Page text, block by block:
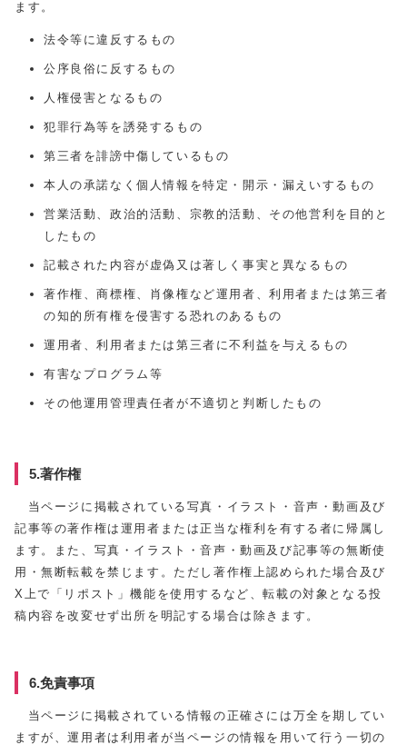
ます。
法令等に違反するもの
公序良俗に反するもの
人権侵害となるもの
犯罪行為等を誘発するもの
第三者を誹謗中傷しているもの
本人の承諾なく個人情報を特定・開示・漏えいするもの
営業活動、政治的活動、宗教的活動、その他営利を目的と
したもの
記載された内容が虚偽又は著しく事実と異なるもの
著作権、商標権、肖像権など運用者、利用者または第三者
の知的所有権を侵害する恐れのあるもの
運用者、利用者または第三者に不利益を与えるもの
有害なプログラム等
その他運用管理責任者が不適切と判断したもの
5.著作権
当ページに掲載されている写真・イラスト・音声・動画及び
記事等の著作権は運用者または正当な権利を有する者に帰属し
ます。また、写真・イラスト・音声・動画及び記事等の無断使
用・無断転載を禁じます。ただし著作権上認められた場合及び
X上で「リポスト」機能を使用するなど、転載の対象となる投
稿内容を改変せず出所を明記する場合は除きます。
6.免責事項
当ページに掲載されている情報の正確さには万全を期してい
ますが、運用者は利用者が当ページの情報を用いて行う一切の